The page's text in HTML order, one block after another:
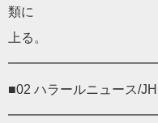
類に
上る。
■02 ハラールニュース/